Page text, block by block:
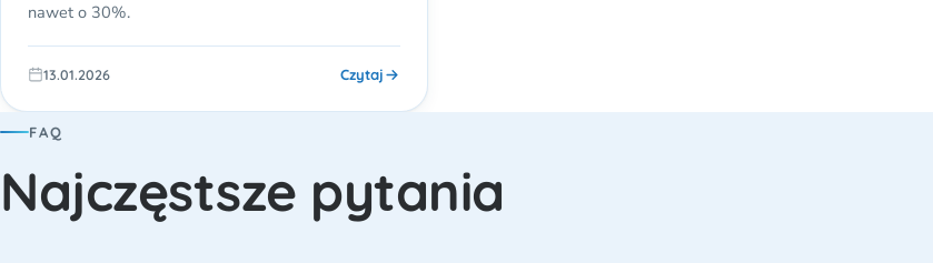
nawet o 30%.
13.01.2026 Czytaj
FAQ
Najczęstsze pytania